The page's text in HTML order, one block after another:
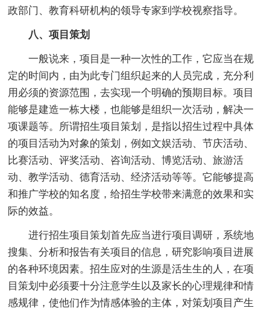
政部门、教育科研机构的领导专家到学校视察指导。
八、项目策划
一般说来，项目是一种一次性的工作，它应当在规
定的时间内，由为此专门组织起来的人员完成，充分利
用必须的资源范围，去实现一个明确的预期目标。项目
能够是建造一栋大楼，也能够是组织一次活动，解决一
项课题等。所谓招生项目策划，是指以招生过程中具体
的项目活动为对象的策划，例如文娱活动、节庆活动、
比赛活动、评奖活动、咨询活动、博览活动、旅游活
动、教学活动、德育活动、经济活动等等。它能够提高
和推广学校的知名度，给招生学校带来满意的效果和实
际的效益。
进行招生项目策划首先应当进行项目调研，系统地
搜集、分析和报告有关项目的信息，研究影响项目进展
的各种环境因素。招生应对的生源是活生生的人，在项
目策划中必须要十分注意学生以及家长的心理规律和情
感规律，使他们作为情感体验的主体，对策划项目产生